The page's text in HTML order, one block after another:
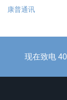
康普通讯
现在致电